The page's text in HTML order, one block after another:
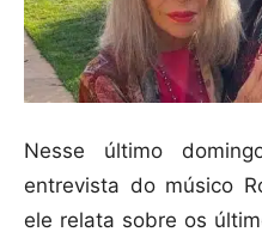
Nesse último
entrevista do músico
ele relata sobre os